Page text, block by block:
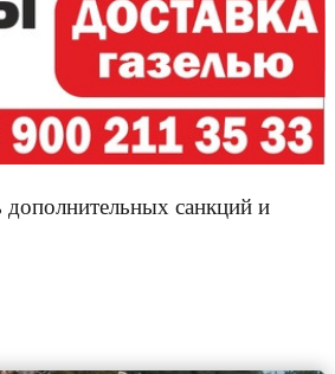
санкций и